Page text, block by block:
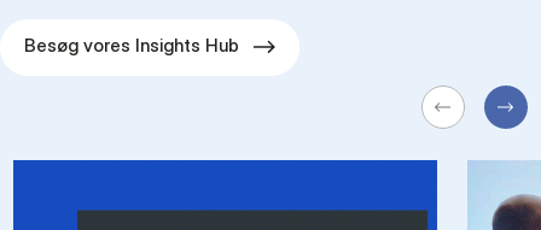
Besøg vores Insights Hub